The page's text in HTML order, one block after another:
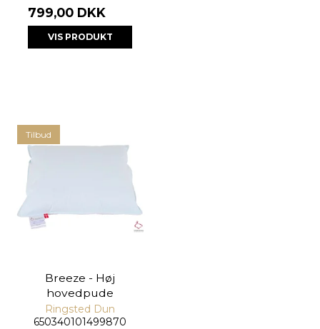
799,00 DKK
VIS PRODUKT
Tilbud
Breeze - Høj
hovedpude
Ringsted Dun
650340101499870